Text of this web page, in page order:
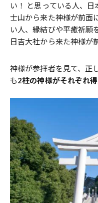
い！ と思っている人、
士山から来た神様が前面
い人、縁結びや平癒祈願
日吉大社から来た神様が
神様が参拝者を見て、正
も2柱の神様がそれぞれ